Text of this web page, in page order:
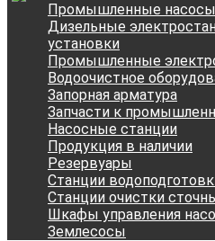
Промышленные насосы
Дизельные
установки
Промышленные
Водоочистное
Запорная арматура
Запчасти к
Насосные станции
Продукция в наличии
Резервуары
Станции
Станции очистки
Шкафы управления
Землесосы